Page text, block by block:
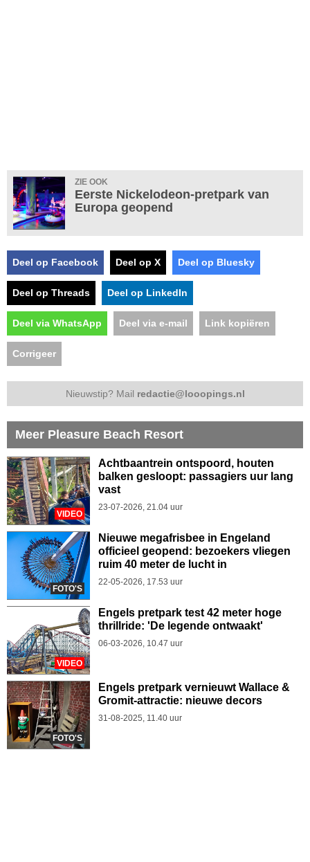
ZIE OOK
Eerste Nickelodeon-pretpark van
Europa geopend
Deel op Facebook Deel op X Deel op Bluesky
Deel op Threads Deel op LinkedIn
Deel via WhatsApp Deel via e-mail Link kopiëren
Corrigeer
Nieuwstip? Mail redactie@looopings.nl
Meer Pleasure Beach Resort
VIDEO
Achtbaantrein ontspoord, houten
balken gesloopt: passagiers uur lang
vast
23-07-2026, 21.04 uur
FOTO'S
Nieuwe megafrisbee in Engeland
officieel geopend: bezoekers vliegen
ruim 40 meter de lucht in
22-05-2026, 17.53 uur
VIDEO
Engels pretpark test 42 meter hoge
thrillride: 'De legende ontwaakt'
06-03-2026, 10.47 uur
FOTO'S
Engels pretpark vernieuwt Wallace &
Gromit-attractie: nieuwe decors
31-08-2025, 11.40 uur